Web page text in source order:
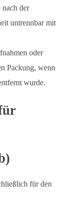
der
untrennbar mit
oder
Packung, wenn
wurde.
für den